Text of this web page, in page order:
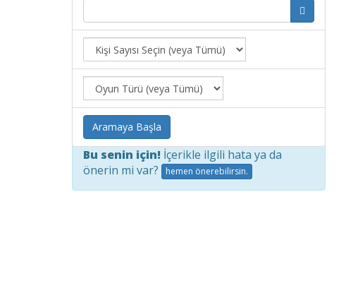
Aramaya Başla
Bu senin için! İçerikle ilgili hata ya da
önerin mi var?
hemen önerebilirsin.